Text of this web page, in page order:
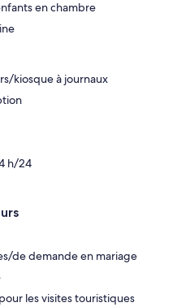
en chambre
kiosque à journaux
h/24
de demande en mariage
les visites touristiques